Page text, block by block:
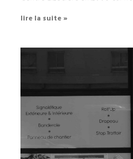
lire la suite »